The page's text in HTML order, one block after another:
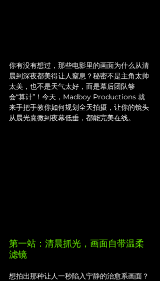
你有没有想过，那些电影里的画面为什么从清
晨到深夜都美得让人窒息？秘密不是主角太帅
太美，也不是天气太好，而是幕后团队够
会“算计”！今天，Madboy Productions 就
来手把手教你如何规划全天拍摄，让你的镜头
从晨光熹微到夜幕低垂，都能完美在线。
第一站：清晨抓光，画面自带温柔
滤镜
想拍出那种让人一秒陷入宁静的治愈系画面？